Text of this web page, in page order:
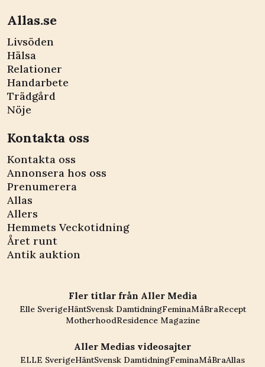
Allas.se
Livsöden
Hälsa
Relationer
Handarbete
Trädgård
Nöje
Kontakta oss
Kontakta oss
Annonsera hos oss
Prenumerera
Allas
Allers
Hemmets Veckotidning
Året runt
Antik auktion
Fler titlar från Aller Media
Elle SverigeHäntSvensk DamtidningFeminaMåBraRecept
MotherhoodResidence Magazine
Aller Medias videosajter
ELLE SverigeHäntSvensk DamtidningFeminaMåBraAllas